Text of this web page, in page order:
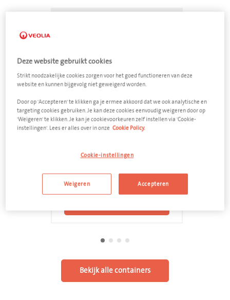
Groenafval
Open afzetcontainer 10 m³
Bekijk alle containers
Deze website gebruikt cookies
Strikt noodzakelijke cookies zorgen voor het goed functioneren van deze
website en kunnen bijgevolg niet geweigerd worden.
Door op 'Accepteren' te klikken ga je ermee akkoord dat we ook analytische en
targeting cookies gebruiken. Je kan deze cookies eenvoudig weigeren door op
'Weigeren' te klikken. Je kan je cookievoorkeuren zelf instellen via 'Cookie-
instellingen'. Lees er alles over in onze Cookie Policy.
Cookie-instellingen
Weigeren Accepteren